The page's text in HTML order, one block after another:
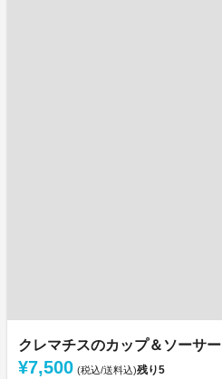
クレマチスのカップ＆ソーサー
¥7,500 (税込/送料込)残り5